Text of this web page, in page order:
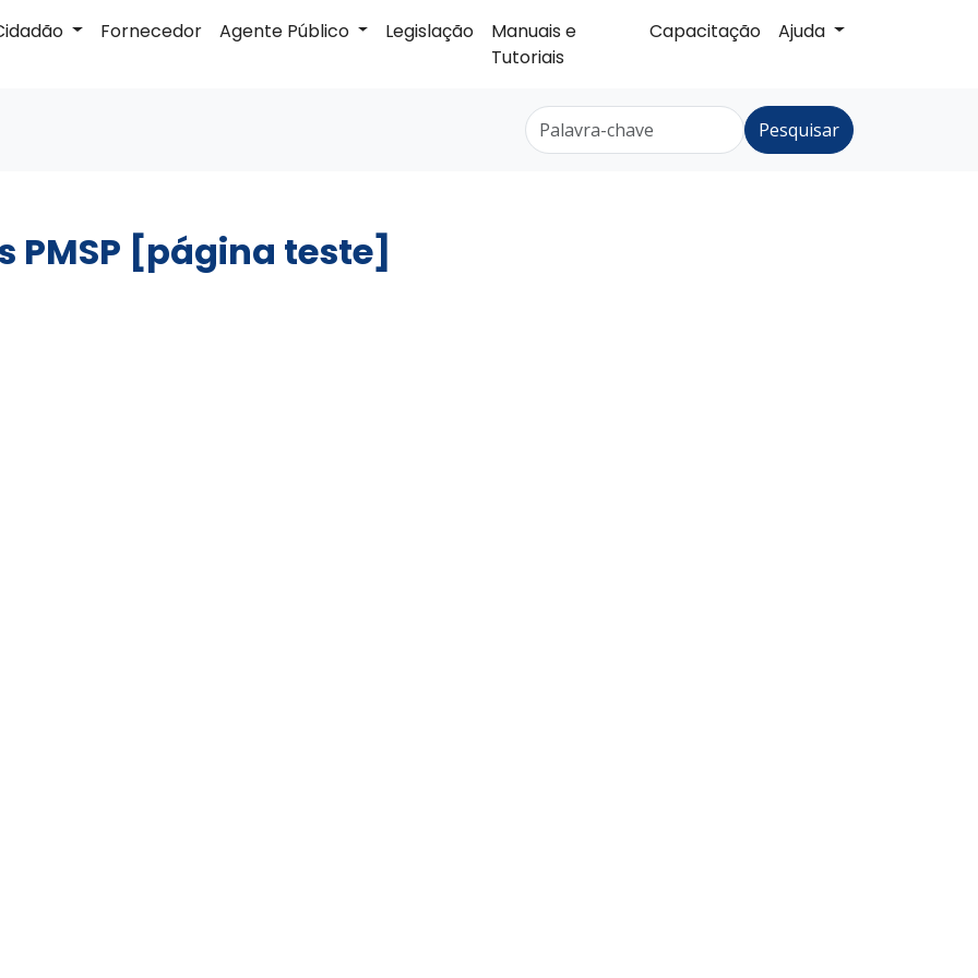
Fornecedor Agente Público Legislação
Manuais e
Tutoriais
Capacitação Ajuda
Pesquisar
PMSP [página teste]